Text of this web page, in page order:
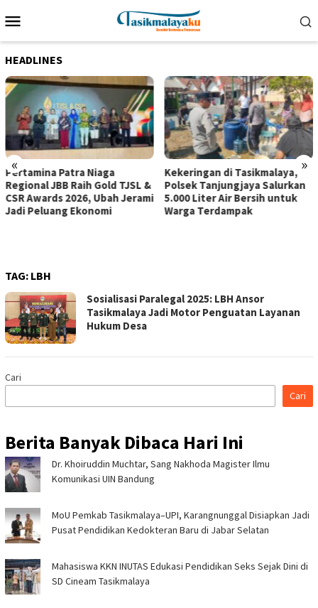
ke
Mobile
HEADLINES
« »
Pertamina Patra Niaga
Regional JBB Raih Gold TJSL &
CSR Awards 2026, Ubah Jerami
Jadi Peluang Ekonomi
Kekeringan di Tasikmalaya,
Polsek Tanjungjaya Salurkan
5.000 Liter Air Bersih untuk
Warga Terdampak
TAG: LBH
Sosialisasi Paralegal 2025: LBH Ansor
Tasikmalaya Jadi Motor Penguatan Layanan
Hukum Desa
Cari
Cari
Berita Banyak Dibaca Hari Ini
Dr. Khoiruddin Muchtar, Sang Nakhoda Magister Ilmu
Komunikasi UIN Bandung
MoU Pemkab Tasikmalaya–UPI, Karangnunggal Disiapkan Jadi
Pusat Pendidikan Kedokteran Baru di Jabar Selatan
Mahasiswa KKN INUTAS Edukasi Pendidikan Seks Sejak Dini di
SD Cineam Tasikmalaya